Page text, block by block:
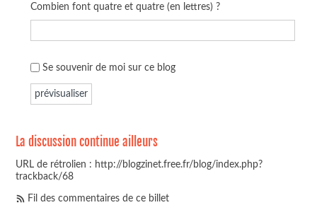
Combien font quatre et quatre (en lettres) ?
Se souvenir de moi sur ce blog
La discussion continue ailleurs
URL de rétrolien : http://blogzinet.free.fr/blog/index.php?
trackback/68
Fil des commentaires de ce billet